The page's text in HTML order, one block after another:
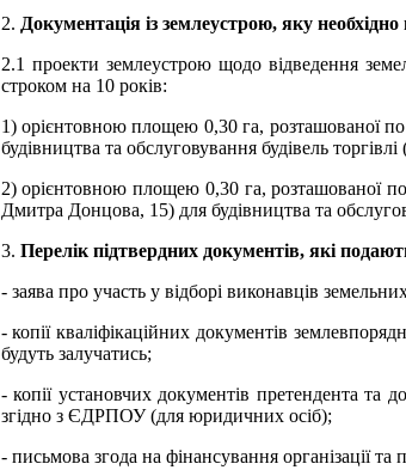
2. Документація із землеустрою, яку
2.1 проекти землеустрою щодо відведення
строком на 10 років:
1) орієнтовною площею 0,30 га, розташованої по
будівництва та обслуговування будівель
2) орієнтовною площею 0,30 га, розташованої по
Дмитра Донцова, 15) для будівництва та
3. Перелік підтвердних документів, які
- заява про участь у відборі виконавців
- копії кваліфікаційних документів
будуть залучатись;
- копії установчих документів претендента та
згідно з ЄДРПОУ (для юридичних осіб);
- письмова згода на фінансування організації та